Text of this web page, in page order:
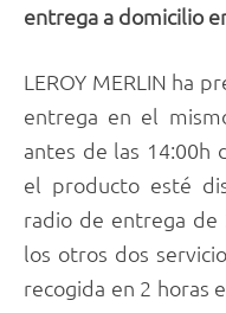
entrega a domicilio
LEROY MERLIN ha
entrega en el
antes de las 14:00h
el producto esté
radio de entrega de
los otros dos
recogida en 2 horas